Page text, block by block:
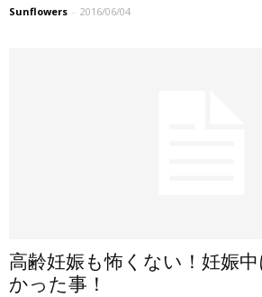
Sunflowers - 2016/06/04
高齢妊娠も怖くない！妊娠
かった事！